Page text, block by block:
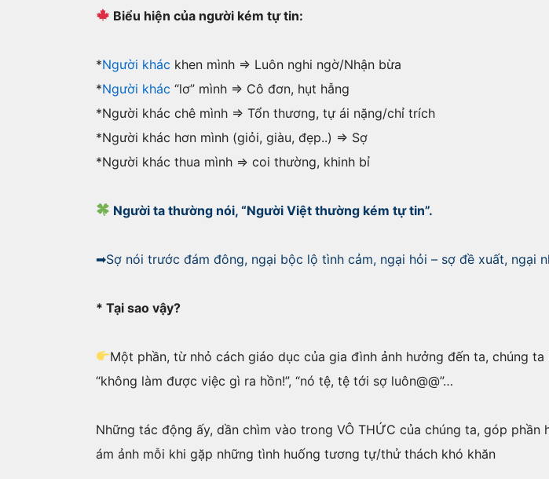
Biểu hiện của người kém tự tin:
*Người khác khen mình => Luôn nghi ngờ/Nhận bừa
*Người khác “lơ” mình => Cô đơn, hụt hẫng
*Người khác chê mình => Tổn thương, tự ái nặng/chỉ trích
*Người khác hơn mình (giỏi, giàu, đẹp..) => Sợ
*Người khác thua mình => coi thường, khinh bỉ
Người ta thường nói, “Người Việt thường kém tự tin”.
➡Sợ nói trước đám đông, ngại bộc lộ tình cảm, ngại hỏi – sợ đề xuất, ngại
* Tại sao vậy?
Một phần, từ nhỏ cách giáo dục của gia đình ảnh hưởng đến ta, chúng ta
“không làm được việc gì ra hồn!”, “nó tệ, tệ tới sợ luôn@@”…
Những tác động ấy, dần chìm vào trong VÔ THỨC của chúng ta, góp phần
ám ảnh mỗi khi gặp những tình huống tương tự/thử thách khó khăn